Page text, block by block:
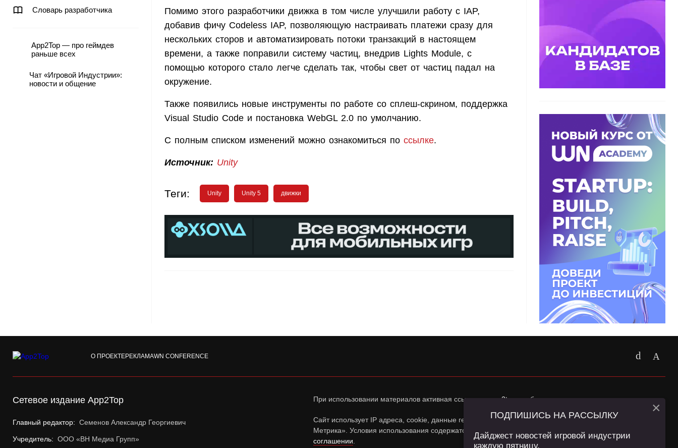
Словарь разработчика
App2Top — про геймдев
раньше всех
Чат «Игровой Индустрии»:
новости и общение
Помимо этого разработчики движка в том числе улучшили работу с IAP,
добавив фичу Codeless IAP, позволяющую настраивать платежи сразу для
нескольких сторов и автоматизировать потоки транзакций в настоящем
времени, а также поправили систему частиц, внедрив Lights Module, с
помощью которого стало легче сделать так, чтобы свет от частиц падал на
окружение.
Также появились новые инструменты по работе со сплеш-скрином, поддержка
Visual Studio Code и постановка WebGL 2.0 по умолчанию.
С полным списком изменений можно ознакомиться по ссылке.
Источник: Unity
Теги: Unity Unity 5 движки
О ПРОЕКТЕРЕКЛАМАWN CONFERENCE
Сетевое издание App2Top
Главный редактор: Семенов Александр Георгиевич
Учредитель: ООО «ВН Медиа Групп»
При использовании материалов активная ссылка наapp2top.ruобязательна.
Сайт использует IP адреса, cookie, данные геолокации Пользователей сайта и сервис «Яндекс
Метрика». Условия использования содержатся в
Политике конфиденциальностии
соглашении
ПОДПИШИСЬ НА РАССЫЛКУ
Дайджест новостей игровой индустрии
каждую пятницу.
×